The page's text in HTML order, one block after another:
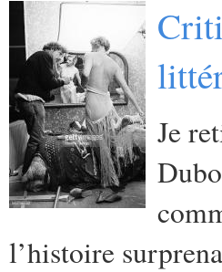
Je
l’histoire